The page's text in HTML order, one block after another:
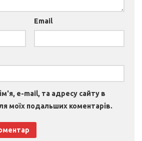
Email
e-mail, та адресу сайту в
моїх подальших коментарів.